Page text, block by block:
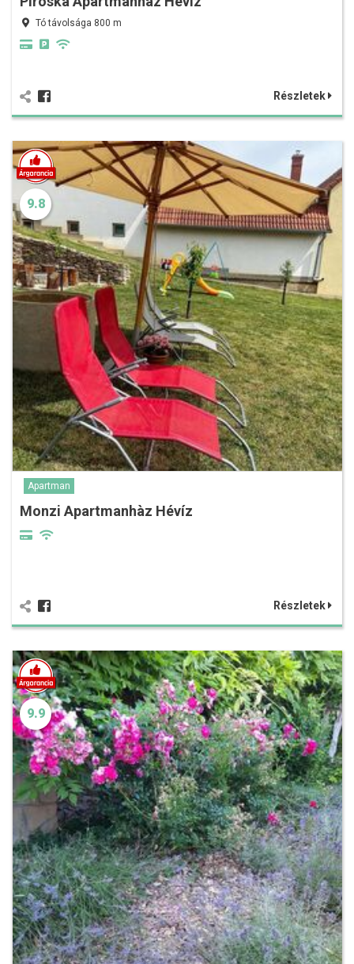
Tó távolsága 800 m
Részletek
9.8
Apartman
Monzi Apartmanhàz Hévíz
Részletek
9.9